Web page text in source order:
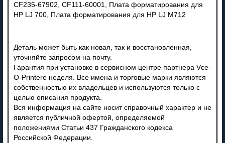
CF235-67902, CF111-60001, Плата форматирования для
HP LJ 700, Плата форматирования для HP LJ M712
Деталь может быть как новая, так и восстановленная,
уточняйте запросом на почту.
Гарантия при установке в сервисном центре партнера Vce-
O-Printere неделя. Все имена и торговые марки являются
собственностью их владельцев и используются только с
целью описания продукта.
Вся информация на сайте носит справочный характер и не
является публичной офертой, определяемой
положениями Статьи 437 Гражданского кодекса
Российской Федерации.